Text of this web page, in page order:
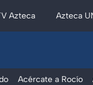
Azteca Azteca
Acércate a Rocío